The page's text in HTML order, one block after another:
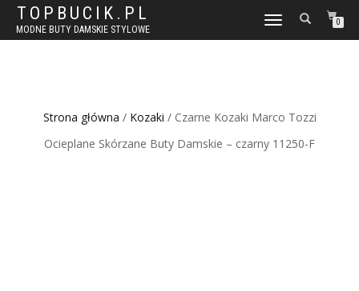
TOPBUCIK.PL
MODNE BUTY DAMSKIE STYLOWE
WŁĄCZ
NAWIGACJĘ
0
Strona główna / Kozaki / Czarne Kozaki Marco Tozzi
Ocieplane Skórzane Buty Damskie – czarny 11250-F